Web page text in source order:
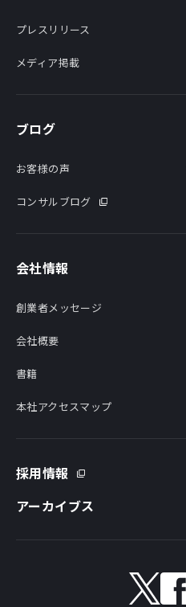
プレスリリース
メディア掲載
ブログ
お客様の声
コンサルブログ
会社情報
創業者メッセージ
会社概要
書籍
本社アクセスマップ
採用情報
アーカイブス